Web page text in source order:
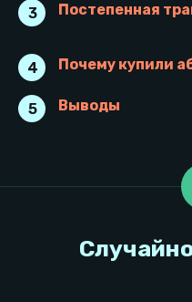
3 Постепенная
4 Почему купили
5 Выводы